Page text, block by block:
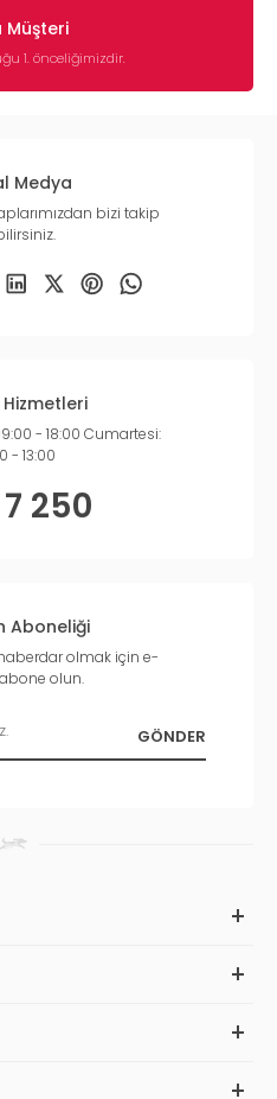
Müşteri
1. önceliğimizdir.
Medya
bizi takip
- 18:00 Cumartesi:
- 13:00
250
Aboneliği
olmak için e-
olun.